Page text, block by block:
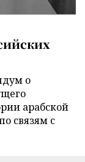
о
арабской
связям с